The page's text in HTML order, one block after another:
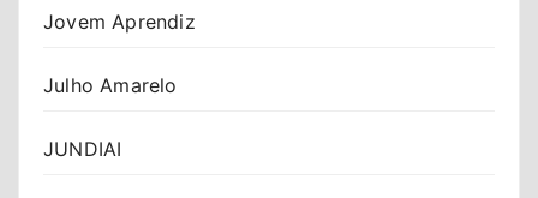
Jovem Aprendiz
Julho Amarelo
JUNDIAI